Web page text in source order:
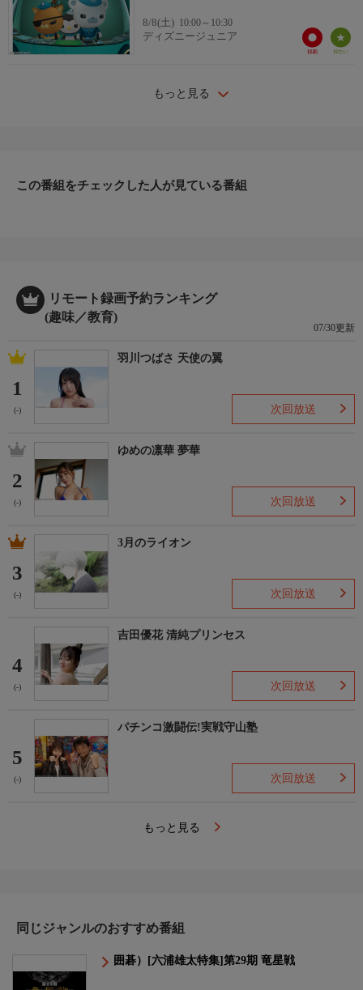
8/8(土) 10:00～10:30
ディズニージュニア
もっと見る
この番組をチェックした人が見ている番組
リモート録画予約ランキング
(趣味／教育)
07/30更新
1
(-)
羽川つばさ 天使の翼
次回放送
2
(-)
ゆめの凛華 夢華
次回放送
3
(-)
3月のライオン
次回放送
4
(-)
吉田優花 清純プリンセス
次回放送
5
(-)
パチンコ激闘伝!実戦守山塾
次回放送
もっと見る
同じジャンルのおすすめ番組
囲碁）[六浦雄太特集]第29期 竜星戦